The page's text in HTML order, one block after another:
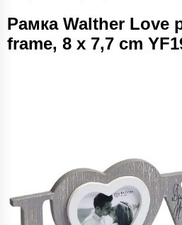
Рамка Walther Love
frame, 8 x 7,7 cm